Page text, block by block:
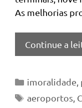
As melhorias
Continue a
Categorias
imoralidade
Tags
aeroportos,